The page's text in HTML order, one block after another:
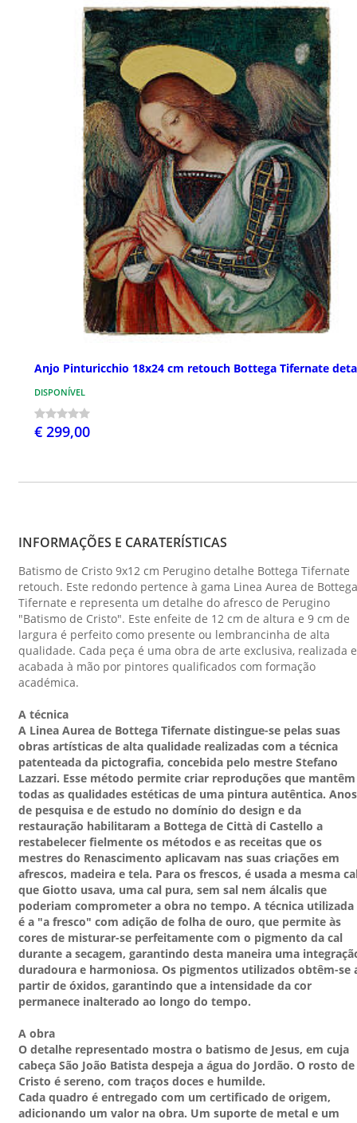
Anjo Pinturicchio 18x24 cm retouch Bottega Tifernate
DISPONÍVEL
€ 299,00
INFORMAÇÕES E CARATERÍSTICAS
Batismo de Cristo 9x12 cm Perugino detalhe Bottega Tifernate
retouch. Este redondo pertence à gama Linea Aurea de Bottega
Tifernate e representa um detalhe do afresco de Perugino
"Batismo de Cristo". Este enfeite de 12 cm de altura e 9 cm de
largura é perfeito como presente ou lembrancinha de alta
qualidade. Cada peça é uma obra de arte exclusiva, realizada e
acabada à mão por pintores qualificados com formação
académica.
A técnica
A Linea Aurea de Bottega Tifernate distingue-se pelas suas
obras artísticas de alta qualidade realizadas com a técnica
patenteada da pictografia, concebida pelo mestre Stefano
Lazzari. Esse método permite criar reproduções que mantêm
todas as qualidades estéticas de uma pintura autêntica. Anos
de pesquisa e de estudo no domínio do design e da
restauração habilitaram a Bottega de Città di Castello a
restabelecer fielmente os métodos e as receitas que os
mestres do Renascimento aplicavam nas suas criações em
afrescos, madeira e tela. Para os frescos, é usada a mesma
que Giotto usava, uma cal pura, sem sal nem álcalis que
poderiam comprometer a obra no tempo. A técnica utilizada
é a "a fresco" com adição de folha de ouro, que permite às
cores de misturar-se perfeitamente com o pigmento da cal
durante a secagem, garantindo desta maneira uma
duradoura e harmoniosa. Os pigmentos utilizados obtêm-se
partir de óxidos, garantindo que a intensidade da cor
permanece inalterado ao longo do tempo.
A obra
O detalhe representado mostra o batismo de Jesus, em cuja
cabeça São João Batista despeja a água do Jordão. O rosto de
Cristo é sereno, com traços doces e humilde.
Cada quadro é entregado com um certificado de origem,
adicionando um valor na obra. Um suporte de metal e um